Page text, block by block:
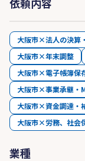
大阪市×法人の決算
大阪市×年末調整
大阪市×電子帳簿保
大阪市×事業承継・
大阪市×資金調達・
大阪市×労務、社会
業種